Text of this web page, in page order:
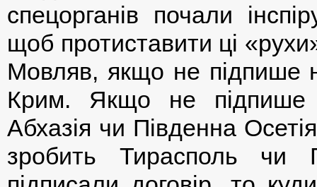
спецорганів почали
щоб протиставити ці
Мовляв, якщо не підпише
Крим. Якщо не підпише
Абхазія чи Південна
зробить Тирасполь чи